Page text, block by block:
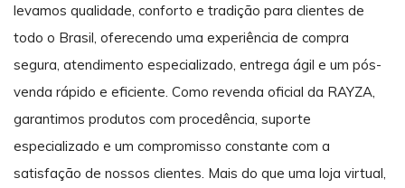
levamos qualidade, conforto e tradição para clientes de
todo o Brasil, oferecendo uma experiência de compra
segura, atendimento especializado, entrega ágil e um pós-
venda rápido e eficiente. Como revenda oficial da RAYZA,
garantimos produtos com procedência, suporte
especializado e um compromisso constante com a
satisfação de nossos clientes. Mais do que uma loja virtual,